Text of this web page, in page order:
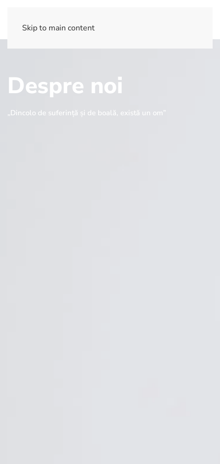
Skip to main content
Despre noi
„Dincolo de suferință și de boală, există un om”